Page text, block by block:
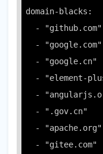
domain-blacks: